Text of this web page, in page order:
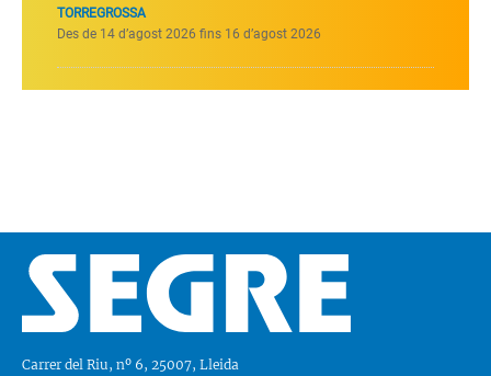
TORREGROSSA
Des de 14 d’agost 2026 fins 16 d’agost 2026
Carrer del Riu, nº 6, 25007, Lleida